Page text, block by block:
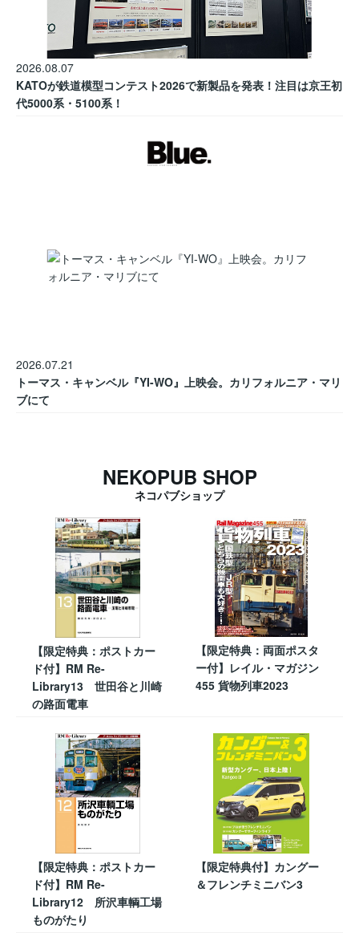
2026.08.07
KATOが鉄道模型コンテスト2026で新製品を発表！注目は京王初
代5000系・5100系！
2026.07.21
トーマス・キャンベル『YI-WO』上映会。カリフォルニア・マリ
ブにて
NEKOPUB SHOP
ネコパブショップ
【限定特典：ポストカー
ド付】RM Re-
Library13 世田谷と川崎
の路面電車
【限定特典：両面ポスタ
ー付】レイル・マガジン
455 貨物列車2023
【限定特典：ポストカー
ド付】RM Re-
Library12 所沢車輌工場
ものがたり
【限定特典付】カングー
＆フレンチミニバン3